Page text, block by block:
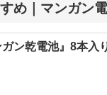
め｜マンガン
ン乾電池』8本入